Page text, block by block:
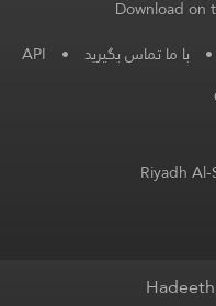
• با ما تماس بگیرید •
API
Riyadh